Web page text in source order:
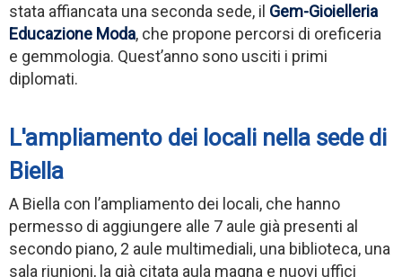
stata affiancata una seconda sede, il Gem-Gioielleria
Educazione Moda, che propone percorsi di oreficeria
e gemmologia. Quest’anno sono usciti i primi
diplomati.
L'ampliamento dei locali nella sede di
Biella
A Biella con l’ampliamento dei locali, che hanno
permesso di aggiungere alle 7 aule già presenti al
secondo piano, 2 aule multimediali, una biblioteca, una
sala riunioni, la già citata aula magna e nuovi uffici